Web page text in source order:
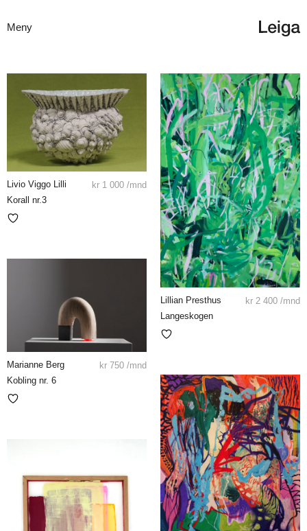
Meny
Livio Viggo Lilli
Korall nr.3
kr 1 000 /mnd
Lillian Presthus
Langeskogen
kr 2 400 /mnd
Marianne Berg
Kobling nr. 6
kr 750 /mnd